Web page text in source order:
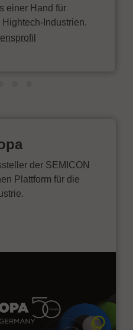
einer Hand für
Industrien.
der SEMICON
Plattform für die